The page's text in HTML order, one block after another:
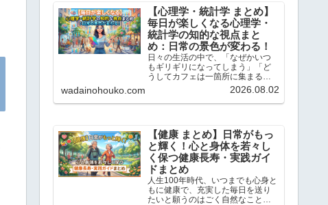
事では、当ブログで大人気の「今...
【心理学・統計学 まとめ】
毎日が楽しくなる心理学・
統計学の知的な視点まと
め：日常の景色が変わる！
日々の生活の中で、「なぜかいつ
もギリギリになってしまう」「ど
うしてカフェは一箇所に集まるの
だろう？」と不思議に思ったこと
はありませんか？この記事では、
当ブログ「ちょっと気になる話題
か...
wadainohouko.com 2026.08.02
【健康 まとめ】日常がもっ
と輝く！心と身体を若々し
く保つ健康長寿・実践ガイ
ドまとめ
人生100年時代、いつまでも心身と
もに健康で、充実した毎日を送り
たいと願うのはごく自然なことで